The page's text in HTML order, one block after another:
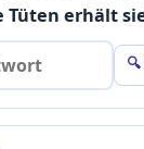
Tüten erhält